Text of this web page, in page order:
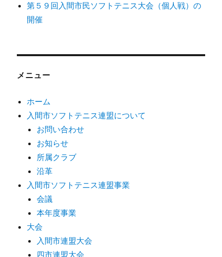
第５９回入間市民ソフトテニス大会（個人戦）の
開催
メニュー
ホーム
入間市ソフトテニス連盟について
お問い合わせ
お知らせ
所属クラブ
沿革
入間市ソフトテニス連盟事業
会議
本年度事業
大会
入間市連盟大会
四市連盟大会